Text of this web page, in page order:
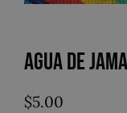
Agua de
$5.00